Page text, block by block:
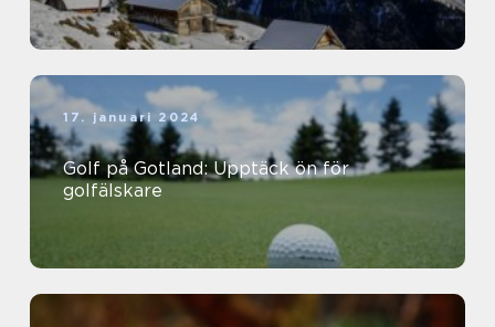
17. januari 2024
Golf på Gotland: Upptäck ön för
golfälskare